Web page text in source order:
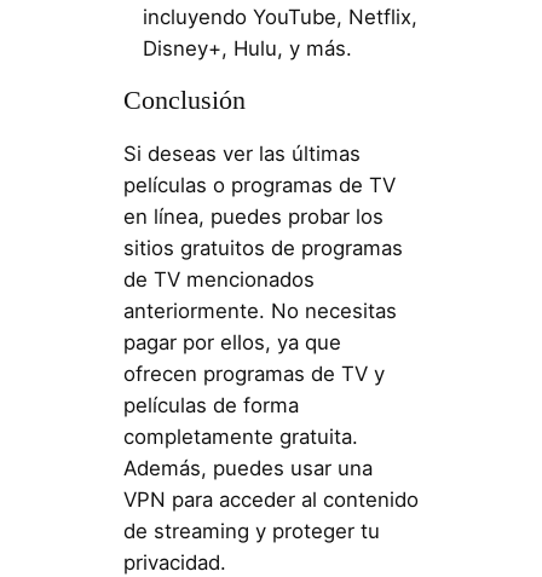
incluyendo YouTube, Netflix,
Disney+, Hulu, y más.
Conclusión
Si deseas ver las últimas
películas o programas de TV
en línea, puedes probar los
sitios gratuitos de programas
de TV mencionados
anteriormente. No necesitas
pagar por ellos, ya que
ofrecen programas de TV y
películas de forma
completamente gratuita.
Además, puedes usar una
VPN para acceder al contenido
de streaming y proteger tu
privacidad.